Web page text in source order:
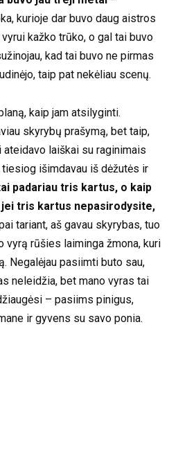
kurioje dar buvo daug aistros
kažko trūko, o gal tai buvo
kad tai buvo ne pirmas
taip pat nekėliau scenų.
kaip jam atsilyginti.
skyrybų prašymą, bet taip,
laiškai su raginimais
išimdavau iš dėžutės ir
padariau tris kartus, o kaip
tris kartus nepasirodysite,
tariant, aš gavau skyrybas, tuo
vyrą rūšies laiminga žmona, kuri
Negalėjau pasiimti buto sau,
neleidžia, bet mano vyras tai
– pasiims pinigus,
ir gyvens su savo ponia.